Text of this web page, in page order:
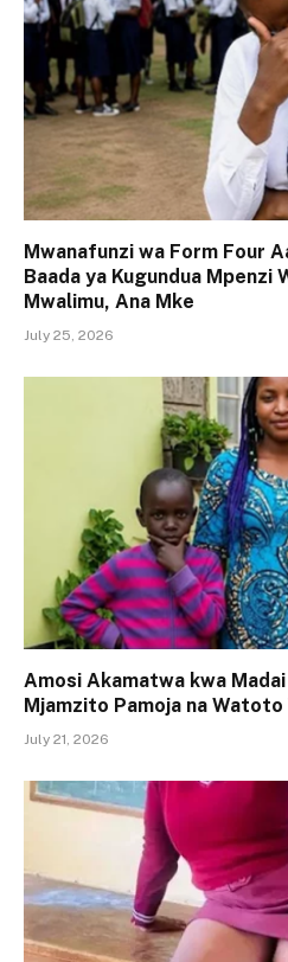
Mwanafunzi wa Form Four
Baada ya Kugundua Mpenzi
Mwalimu, Ana Mke
July 25, 2026
Amosi Akamatwa kwa
Mjamzito Pamoja na Watoto
July 21, 2026